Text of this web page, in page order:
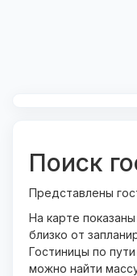
Поиск
Представлены
На карте
близко от
Гостиницы по
можно найти